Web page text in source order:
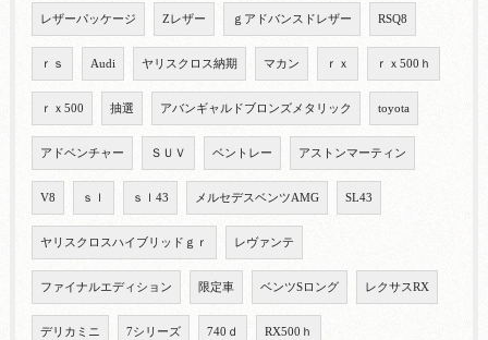
レザーパッケージ Zレザー ｇアドバンスドレザー RSQ8
ｒｓ Audi ヤリスクロス納期 マカン ｒｘ ｒｘ500ｈ
ｒｘ500 抽選 アバンギャルドブロンズメタリック toyota
アドベンチャー ＳＵＶ ベントレー アストンマーティン
V8 ｓｌ ｓｌ43 メルセデスベンツAMG SL43
ヤリスクロスハイブリッドｇｒ レヴァンテ
ファイナルエディション 限定車 ベンツSロング レクサスRX
デリカミニ 7シリーズ 740ｄ RX500ｈ